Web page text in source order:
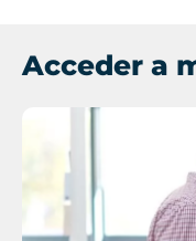
Acceder a